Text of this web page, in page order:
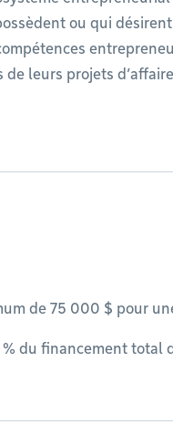
ou qui
leurs projets
de 75 000 $ pour
% du financement total